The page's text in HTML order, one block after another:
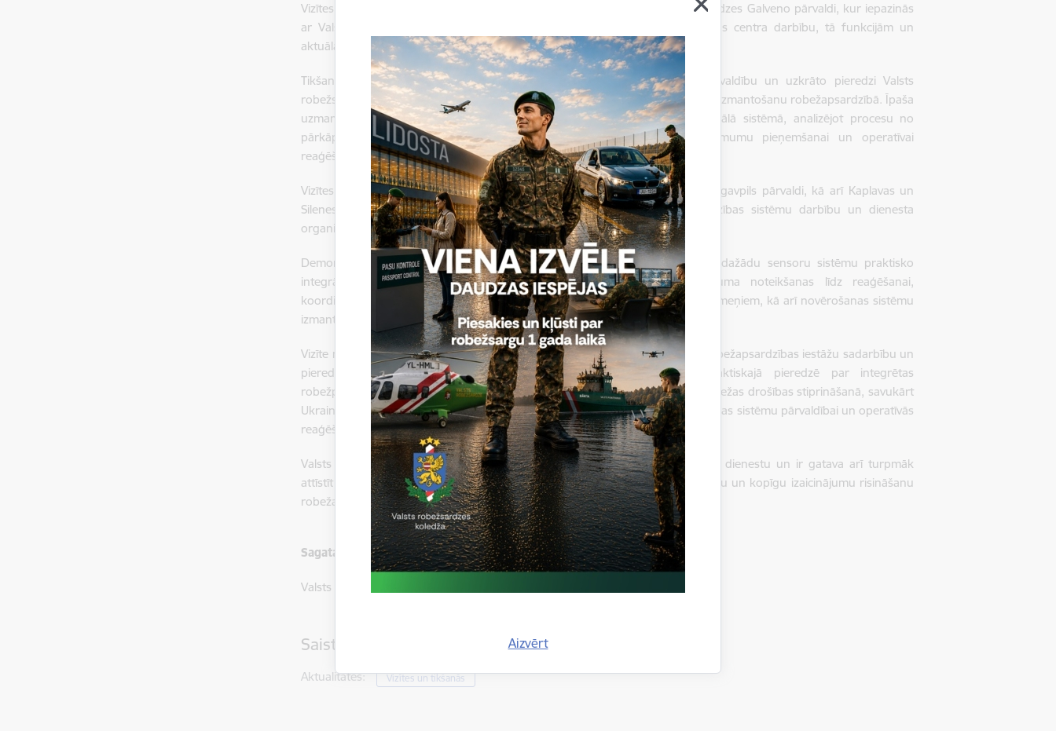
Aizvērt
Vizītes pirmajā dienā, 17. jūnijā, Ukrainas delegācija apmeklēja Valsts robežsardzes Galveno pārvaldi, kur iepazinās
ar Valsts robežsardzes Operatīvās vadības pārvaldes Nacionālā koordinācijas centra darbību, tā funkcijām un
aktuālajiem izaicinājumiem valsts robežas apsardzības nodrošināšanā.
Tikšanās laikā tika apspriesti jautājumi par robežuzraudzības sistēmu pārvaldību un uzkrāto pieredzi Valsts
robežsardzes struktūrvienībās, kā arī par mūsdienīgu tehnoloģisko risinājumu izmantošanu robežapsardzībā. Īpaša
uzmanība tika pievērsta novērošanas ierīču integrēšanai vienotā operacionālā sistēmā, analizējot procesu no
pārkāpuma vai apdraudējuma atklāšanas līdz informācijas apstrādei, lēmumu pieņemšanai un operatīvai
reaģēšanai.
Vizītes otrajā dienā, 18. jūnijā, delegācija apmeklēja Valsts robežsardzes Daugavpils pārvaldi, kā arī Kaplavas un
Silenes robežuzraudzības nodaļas, kur praktiski iepazinās ar robežuzraudzības sistēmu darbību un dienesta
organizēšanu valsts robežas apsardzībā.
Demonstrāciju laikā Ukrainas pārstāvjiem bija iespēja klātienē iepazīties ar dažādu sensoru sistēmu praktisko
integrāciju robežuzraudzības procesā, informācijas plūsmu no pārkāpuma noteikšanas līdz reaģēšanai,
koordinācijas mehānismiem starp valsts un reģionālajiem operatīvās vadības līmeņiem, kā arī novērošanas sistēmu
izmantošanu reāllaikā lauka apstākļos.
Vizīte norisinājās konstruktīvā un profesionālā gaisotnē, veicinot abu valstu robežapsardzības iestāžu sadarbību un
pieredzes apmaiņu. Latvijas Valsts robežsardzes speciālisti dalījās praktiskajā pieredzē par integrētas
robežpārvaldības risinājumiem un modernu tehnoloģiju pielietošanu valsts robežas drošības stiprināšanā, savukārt
Ukrainas kolēģi ieguva detalizētu priekšstatu par Latvijas pieeju robežuzraudzības sistēmu pārvaldībai un operatīvās
reaģēšanas organizēšanai.
Valsts robežsardze augstu vērtē sadarbību ar Ukrainas Valsts robežsardzes dienestu un ir gatava arī turpmāk
attīstīt profesionālo dialogu, veicinot Eiropas Savienības ārējās robežas drošību un kopīgu izaicinājumu risināšanu
robežapsardzības jomā.
Sagatavoja:
Valsts robežardzes Galvenās pārvaldes Starptautiskās sadarbības pārvalde
Saistītas tēmas
Aktualitātes: Vizītes un tikšanās